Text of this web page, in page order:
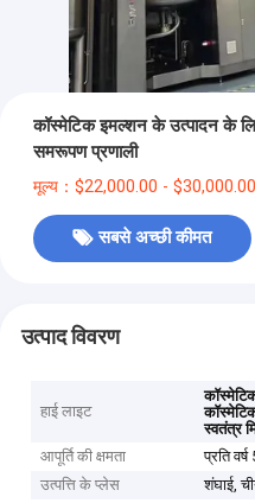
कॉस्मेटिक इमल्शन के उत्पादन के
समरूपण प्रणाली
मूल्य：$22,000.00 -
सबसे अच्छी कीमत
उत्पाद विवरण
हाई लाइट
स्वतंत्र
आपूर्ति की क्षमता
प्रति
उत्पत्ति के प्लेस
शंघाई,